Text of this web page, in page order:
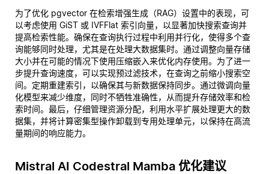
为了优化 pgvector 在检索增强生成（RAG）设置中的表现，可
以考虑使用 GiST 或 IVFFlat 索引向量，以显著加快搜索查询并
提高检索性能。确保在查询执行过程中利用并行化，使得多个查
询能够同时处理，尤其是在处理大数据集时。通过调整向量存储
大小并在可能的情况下使用压缩嵌入来优化内存使用。为了进一
步提升查询速度，可以实现预过滤技术，在查询之前缩小搜索空
间。定期重建索引，以确保其与新数据保持同步。通过微调向量
化模型来减少维度，同时不牺牲准确性，从而提升存储效率和检
索时间。最后，仔细管理资源分配，利用水平扩展处理更大的数
据集，并将计算密集型操作卸载到专用处理单元，以保持在高流
量期间的响应能力。
Mistral AI Codestral Mamba 优化建议